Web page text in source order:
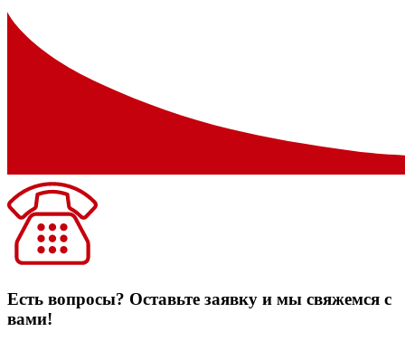
Есть вопросы? Оставьте заявку и мы свяжемся с
вами!